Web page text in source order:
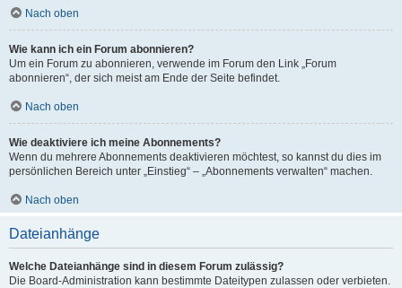
Nach oben
Wie kann ich ein Forum abonnieren?
Um ein Forum zu abonnieren, verwende im Forum den Link „Forum
abonnieren“, der sich meist am Ende der Seite befindet.
Nach oben
Wie deaktiviere ich meine Abonnements?
Wenn du mehrere Abonnements deaktivieren möchtest, so kannst du dies im
persönlichen Bereich unter „Einstieg“ – „Abonnements verwalten“ machen.
Nach oben
Dateianhänge
Welche Dateianhänge sind in diesem Forum zulässig?
Die Board-Administration kann bestimmte Dateitypen zulassen oder verbieten.